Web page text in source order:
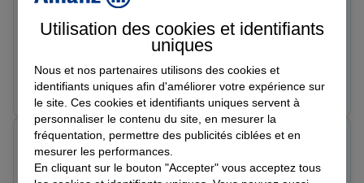
Tous nos devis d'assurance
Le 10/03/2026 - Agence BETHUNE
Une équipe au top, un vrai suivi et soutien, une vraie
Prendre un RDV Voir l'agence
Note de 5 sur 5
Le 27/02/2026 - Agence BETHUNE
Fabrice C.
Utilisation des cookies et identifiants
uniques
Nous et nos partenaires utilisons des cookies et
identifiants uniques afin d'améliorer votre expérience sur
le site. Ces cookies et identifiants uniques servent à
personnaliser le contenu du site, en mesurer la
fréquentation, permettre des publicités ciblées et en
mesurer les performances.
En cliquant sur le bouton "Accepter" vous acceptez tous